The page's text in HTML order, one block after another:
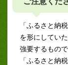
「ふるさと納
を形にしてい
強要するもの
「ふるさと納